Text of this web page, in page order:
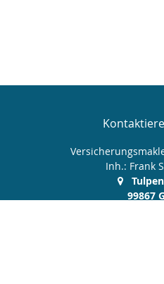
Inh.: Frank
99867